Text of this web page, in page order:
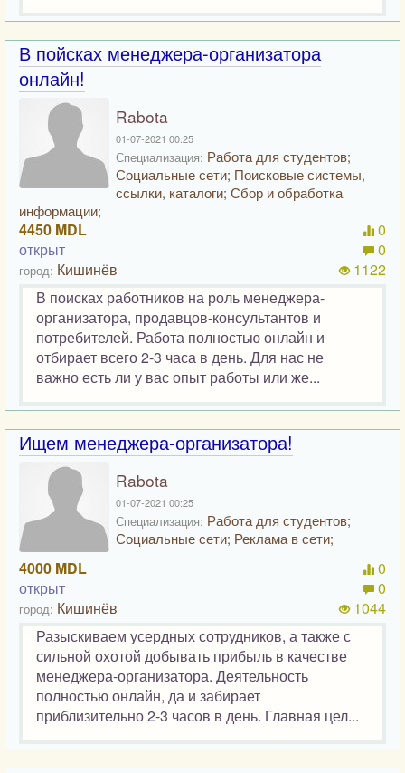
В пойсках менеджера-организатора
онлайн!
Rabota
01-07-2021 00:25
Специализация: Работа для студентов;
Социальные сети; Поисковые системы,
ссылки, каталоги; Сбор и обработка
информации;
4450 MDL
открыт
город: Кишинёв
0
0
1122
В поисках работников на роль менеджера-
организатора, продавцов-консультантов и
потребителей. Работа полностью онлайн и
отбирает всего 2-3 часа в день. Для нас не
важно есть ли у вас опыт работы или же...
Ищем менеджера-организатора!
Rabota
01-07-2021 00:25
Специализация: Работа для студентов;
Социальные сети; Реклама в сети;
4000 MDL
открыт
город: Кишинёв
0
0
1044
Разыскиваем усердных сотрудников, а также с
сильной охотой добывать прибыль в качестве
менеджера-организатора. Деятельность
полностью онлайн, да и забирает
приблизительно 2-3 часов в день. Главная цел...